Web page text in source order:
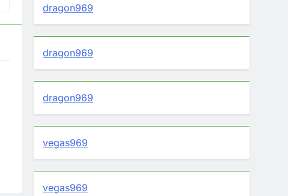
dragon969
dragon969
dragon969
vegas969
vegas969